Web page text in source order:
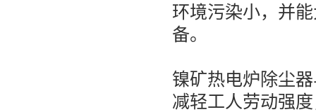
环境污染小，并
备。
镍矿热电炉除尘
减轻工人劳动强